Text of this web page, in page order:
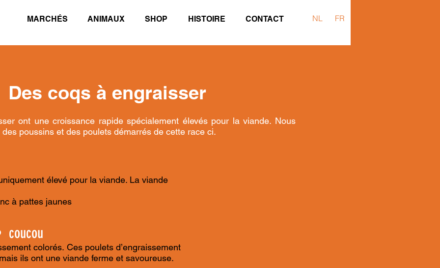
NL FR
MARCHÉS ANIMAUX SHOP HISTOIRE CONTACT
Des coqs à engraisser
ont une croissance rapide spécialement élevés pour la viande. Nous
poussins et des poulets démarrés de cette race ci.
élevé pour la viande. La viande
à pattes jaunes
colorés. Ces poulets d’engraissement
ils ont une viande ferme et savoureuse.